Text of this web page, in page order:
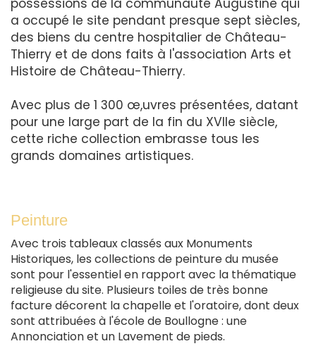
possessions de la communauté Augustine qui
a occupé le site pendant presque sept siècles,
des biens du centre hospitalier de Château-
Thierry et de dons faits à l'association Arts et
Histoire de Château-Thierry.
Avec plus de 1 300 œ,uvres présentées, datant
pour une large part de la fin du XVIIe siècle,
cette riche collection embrasse tous les
grands domaines artistiques.
Peinture
Avec trois tableaux classés aux Monuments
Historiques, les collections de peinture du musée
sont pour l'essentiel en rapport avec la thématique
religieuse du site. Plusieurs toiles de très bonne
facture décorent la chapelle et l'oratoire, dont deux
sont attribuées à l'école de Boullogne : une
Annonciation et un Lavement de pieds.